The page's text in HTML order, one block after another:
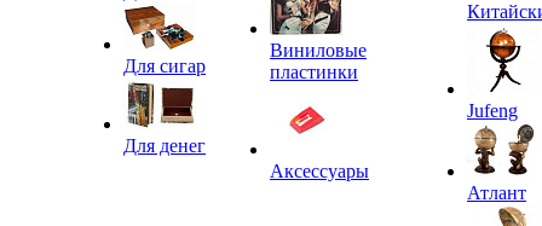
Для сигар
Для денег
Виниловые
пластинки
Аксессуары
Jufeng
Атлант